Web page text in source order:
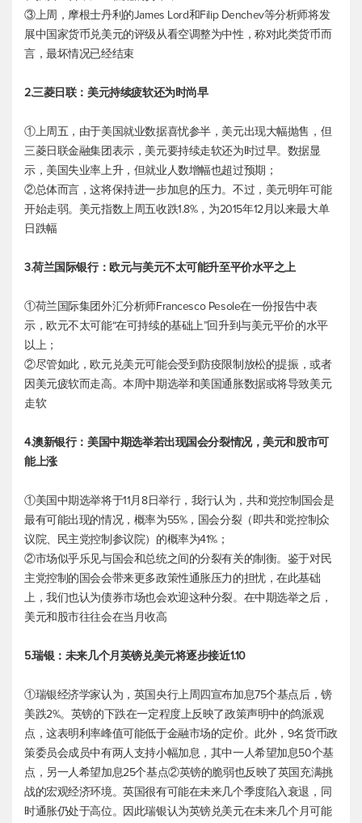
③上周，摩根士丹利的James Lord和Filip Denchev等分析师将发
展中国家货币兑美元的评级从看空调整为中性，称对此类货币而
言，最坏情况已经结束
2.三菱日联：美元持续疲软还为时尚早
①上周五，由于美国就业数据喜忧参半，美元出现大幅抛售，但
三菱日联金融集团表示，美元要持续走软还为时过早。数据显
示，美国失业率上升，但就业人数增幅也超过预期；
②总体而言，这将保持进一步加息的压力。不过，美元明年可能
开始走弱。 美元指数上周五收跌1.8%，为2015年12月以来最大单
日跌幅
3.荷兰国际银行：欧元与美元不太可能升至平价水平之上
①荷兰国际集团外汇分析师Francesco Pesole在一份报告中表
示，欧元不太可能“在可持续的基础上”回升到与美元平价的水平
以上；
②尽管如此，欧元兑美元可能会受到防疫限制放松的提振，或者
因美元疲软而走高。本周中期选举和美国通胀数据或将导致美元
走软
4.澳新银行：美国中期选举若出现国会分裂情况，美元和股市可
能上涨
①美国中期选举将于11月8日举行，我行认为，共和党控制国会是
最有可能出现的情况，概率为55%，国会分裂（即共和党控制众
议院、民主党控制参议院）的概率为41%；
②市场似乎乐见与国会和总统之间的分裂有关的制衡。鉴于对民
主党控制的国会会带来更多政策性通胀压力的担忧，在此基础
上，我们也认为债券市场也会欢迎这种分裂。在中期选举之后，
美元和股市往往会在当月收高
5.瑞银：未来几个月英镑兑美元将逐步接近1.10
①瑞银经济学家认为，英国央行上周四宣布加息75个基点后，镑
美跌2%。英镑的下跌在一定程度上反映了政策声明中的鸽派观
点，这表明利率峰值可能低于金融市场的定价。此外，9名货币政
策委员会成员中有两人支持小幅加息，其中一人希望加息50个基
点，另一人希望加息25个基点②英镑的脆弱也反映了英国充满挑
战的宏观经济环境。英国很有可能在未来几个季度陷入衰退，同
时通胀仍处于高位。因此瑞银认为英镑兑美元在未来几个月可能